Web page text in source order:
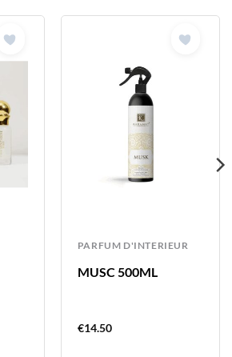
PARFUM D'INTERIEUR
MUSC 500ML
€14.50